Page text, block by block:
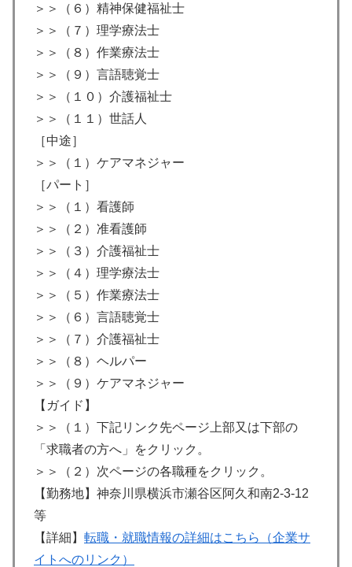
＞＞（６）精神保健福祉士
＞＞（７）理学療法士
＞＞（８）作業療法士
＞＞（９）言語聴覚士
＞＞（１０）介護福祉士
＞＞（１１）世話人
［中途］
＞＞（１）ケアマネジャー
［パート］
＞＞（１）看護師
＞＞（２）准看護師
＞＞（３）介護福祉士
＞＞（４）理学療法士
＞＞（５）作業療法士
＞＞（６）言語聴覚士
＞＞（７）介護福祉士
＞＞（８）ヘルパー
＞＞（９）ケアマネジャー
【ガイド】
＞＞（１）下記リンク先ページ上部又は下部の
「求職者の方へ」をクリック。
＞＞（２）次ページの各職種をクリック。
【勤務地】神奈川県横浜市瀬谷区阿久和南2-3-12
等
【詳細】 転職・就職情報の詳細はこちら（企業サ
イトへのリンク）